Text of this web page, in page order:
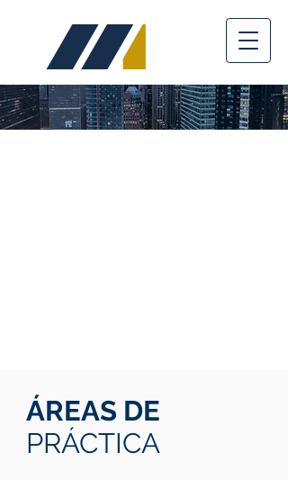
ÁREAS DE
PRÁCTICA